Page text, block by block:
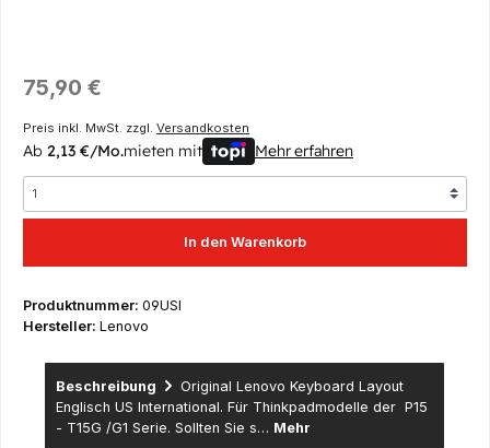
Regulärer Preis:
75,90 €
Preis inkl. MwSt. zzgl. Versandkosten
Ab 2,13 €/Mo.mieten mit Mehr erfahren
In den Warenkorb
Produktnummer: 09USI
Hersteller: Lenovo
Beschreibung
Original Lenovo Keyboard Layout
Englisch US International. Für Thinkpadmodelle der P15
- T15G /G1 Serie. Sollten Sie s… Mehr